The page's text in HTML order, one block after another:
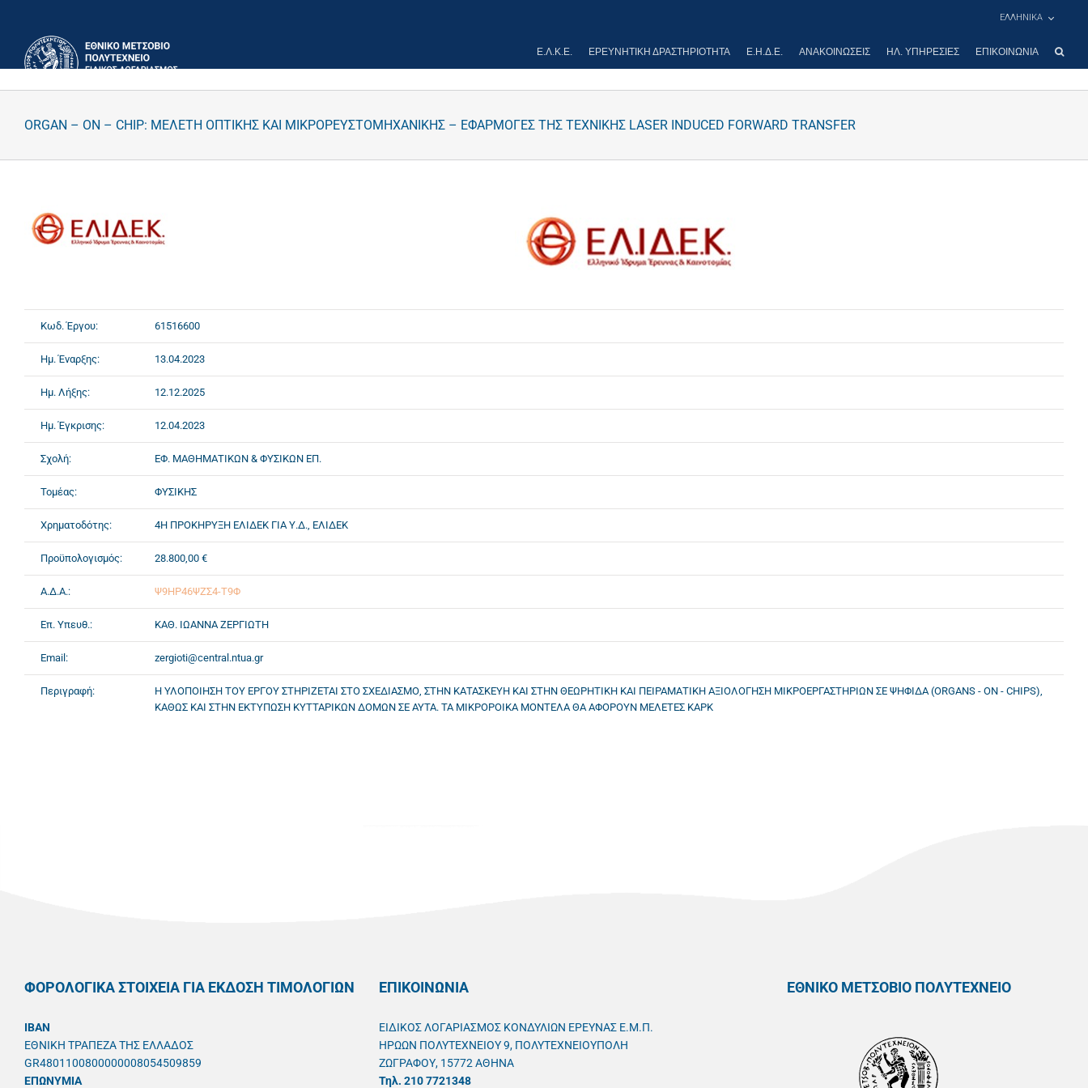
περιεχόμενο
ΕΛΛΗΝΙΚΑ
Ε.Λ.Κ.Ε. ΕΡΕΥΝΗΤΙΚΉ ΔΡΑΣΤΗΡΙΌΤΗΤΑ Ε.Η.Δ.Ε. ΑΝΑΚΟΙΝΏΣΕΙΣ ΗΛ. ΥΠΗΡΕΣΊΕΣ ΕΠΙΚΟΙΝΩΝΊΑ
ORGAN – ON – CHIP: ΜΕΛΕΤΗ ΟΠΤΙΚΗΣ ΚΑΙ ΜΙΚΡΟΡΕΥΣΤΟΜΗΧΑΝΙΚΗΣ – ΕΦΑΡΜΟΓΕΣ ΤΗΣ ΤΕΧΝΙΚΗΣ LASER INDUCED FORWARD TRANSFER
Κωδ. Έργου: 61516600
Ημ. Έναρξης: 13.04.2023
Ημ. Λήξης: 12.12.2025
Ημ. Έγκρισης: 12.04.2023
Σχολή: ΕΦ. ΜΑΘΗΜΑΤΙΚΩΝ & ΦΥΣΙΚΩΝ ΕΠ.
Τομέας: ΦΥΣΙΚΗΣ
Χρηματοδότης: 4Η ΠΡΟΚΗΡΥΞΗ ΕΛΙΔΕΚ ΓΙΑ Υ.Δ., ΕΛΙΔΕΚ
Προϋπολογισμός: 28.800,00 €
Α.Δ.Α.: Ψ9ΗΡ46ΨΖΣ4-Τ9Φ
Επ. Υπευθ.: ΚΑΘ. ΙΩΑΝΝΑ ΖΕΡΓΙΩΤΗ
Email: zergioti@central.ntua.gr
Περιγραφή:
Η ΥΛΟΠΟΙΗΣΗ ΤΟΥ ΕΡΓΟΥ ΣΤΗΡΙΖΕΤΑΙ ΣΤΟ ΣΧΕΔΙΑΣΜΟ, ΣΤΗΝ ΚΑΤΑΣΚΕΥΗ ΚΑΙ ΣΤΗΝ ΘΕΩΡΗΤΙΚΗ ΚΑΙ ΠΕΙΡΑΜΑΤΙΚΗ ΑΞΙΟΛΟΓΗΣΗ ΜΙΚΡΟΕΡΓΑΣΤΗΡΙΩΝ ΣΕ ΨΗΦΙΔΑ (ORGANS - ON - CHIPS),
ΚΑΘΩΣ ΚΑΙ ΣΤΗΝ ΕΚΤΥΠΩΣΗ ΚΥΤΤΑΡΙΚΩΝ ΔΟΜΩΝ ΣΕ ΑΥΤΑ. ΤΑ ΜΙΚΡΟΡΟΙΚΑ ΜΟΝΤΕΛΑ ΘΑ ΑΦΟΡΟΥΝ ΜΕΛΕΤΕΣ ΚΑΡΚ
ΦΟΡΟΛΟΓΙΚΑ ΣΤΟΙΧΕΙΑ ΓΙΑ ΕΚΔΟΣΗ ΤΙΜΟΛΟΓΙΩΝ
IBAN
ΕΘΝΙΚΗ ΤΡΑΠΕΖΑ ΤΗΣ ΕΛΛΑΔΟΣ
GR4801100800000008054509859
ΕΠΩΝΥΜΙΑ
ΕΠΙΚΟΙΝΩΝΙΑ
ΕΙΔΙΚΟΣ ΛΟΓΑΡΙΑΣΜΟΣ ΚΟΝΔΥΛΙΩΝ ΕΡΕΥΝΑΣ Ε.Μ.Π.
ΗΡΩΩΝ ΠΟΛΥΤΕΧΝΕΙΟΥ 9, ΠΟΛΥΤΕΧΝΕΙΟΥΠΟΛΗ
ΖΩΓΡΑΦΟΥ, 15772 ΑΘΗΝΑ
Τηλ. 210 7721348
ΕΘΝΙΚΟ ΜΕΤΣΟΒΙΟ ΠΟΛΥΤΕΧΝΕΙΟ